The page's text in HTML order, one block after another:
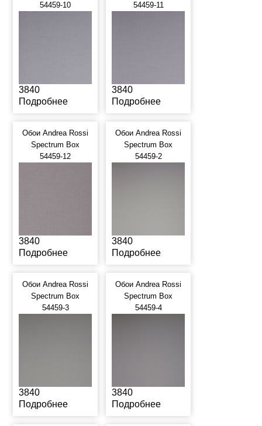
54459-10
3840
Подробнее
54459-11
3840
Подробнее
Обои Andrea Rossi
Spectrum Box
54459-12
3840
Подробнее
Обои Andrea Rossi
Spectrum Box
54459-2
3840
Подробнее
Обои Andrea Rossi
Spectrum Box
54459-3
3840
Подробнее
Обои Andrea Rossi
Spectrum Box
54459-4
3840
Подробнее